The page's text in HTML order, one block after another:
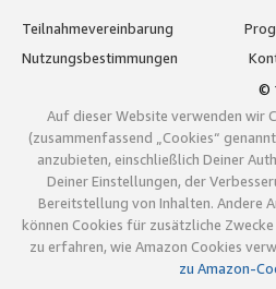
Teilnahmevereinbarung
Nutzungsbestimmungen
©
Auf dieser Website verwenden wir
(zusammenfassend „Cookies“
anzubieten, einschließlich Deiner
Deiner Einstellungen, der
Bereitstellung von Inhalten. Andere
können Cookies für zusätzliche
zu erfahren, wie Amazon Cookies
zu Amazon-